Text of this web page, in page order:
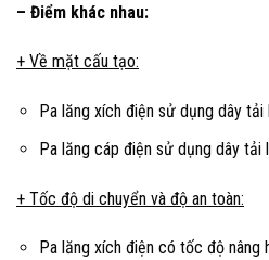
– Điểm khác nhau:
+ Về mặt cấu tạo:
Pa lăng xích điện sử dụng dây tải
Pa lăng cáp điện sử dụng dây tải
+ Tốc độ di chuyển và độ an toàn:
Pa lăng xích điện có tốc độ nâng